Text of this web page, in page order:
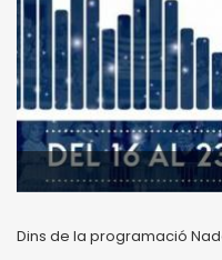
Dins de la programació